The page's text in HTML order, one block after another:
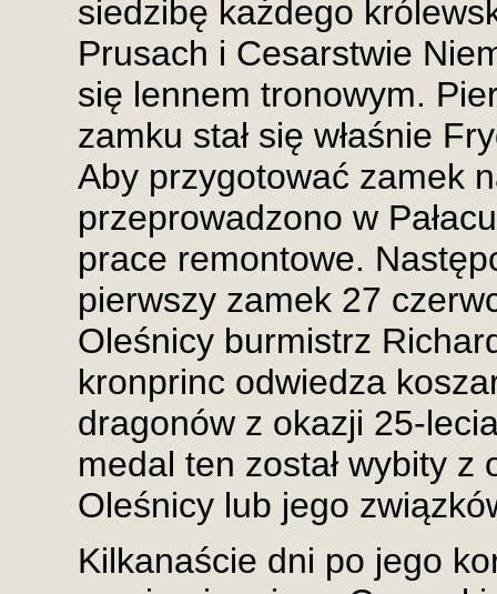
siedzibę każdego
Prusach i Cesarstwie
się lennem tronowym.
zamku stał się właśnie
Aby przygotować zamek
przeprowadzono w
prace remontowe.
pierwszy zamek 27
Oleśnicy burmistrz
kronprinc odwiedza
dragonów z okazji 25-
medal ten został wybity
Oleśnicy lub jego
Kilkanaście dni po jego